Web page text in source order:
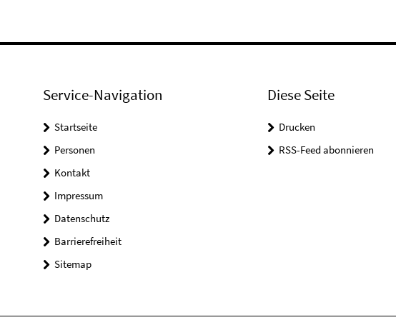
Service-Navigation
Startseite
Personen
Kontakt
Impressum
Datenschutz
Barrierefreiheit
Sitemap
Diese Seite
Drucken
RSS-Feed abonnieren